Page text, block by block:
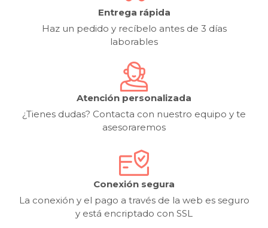
Entrega rápida
Haz un pedido y recíbelo antes de 3 días
laborables
Atención personalizada
¿Tienes dudas? Contacta con nuestro equipo y te
asesoraremos
Conexión segura
La conexión y el pago a través de la web es seguro
y está encriptado con SSL